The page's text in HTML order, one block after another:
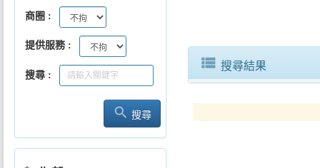
商圈
提供服務
搜尋
search 搜尋
view_list 搜尋結果